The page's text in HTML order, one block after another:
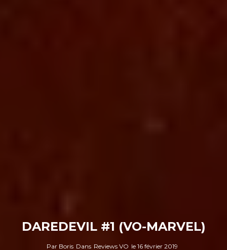
DAREDEVIL #1 (VO-MARVEL)
Par Boris Dans Reviews VO le 16 février 2019